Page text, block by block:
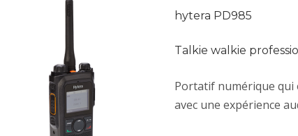
hytera PD985
Talkie walkie
Portatif numérique qui
avec une expérience